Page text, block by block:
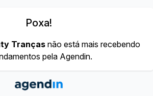
Poxa!
Trançasnão está mais recebendo
pela Agendin.